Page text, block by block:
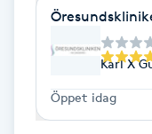
Healing
Herrklippning
HIFU
Karl X
Öppet idag